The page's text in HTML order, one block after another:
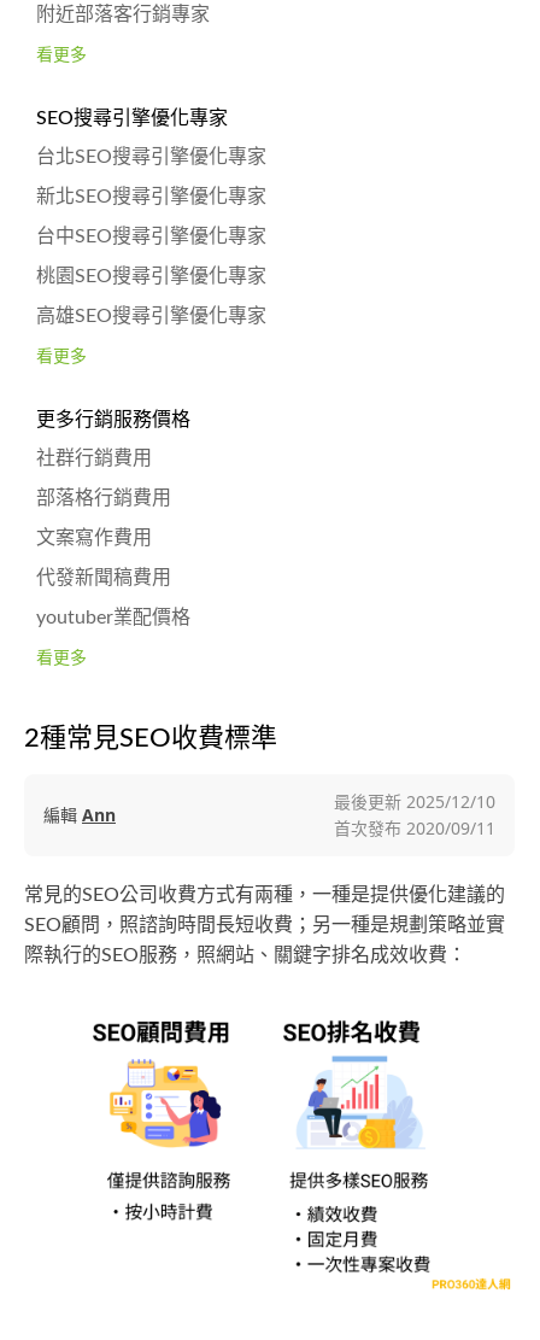
附近部落客行銷專家
看更多
SEO搜尋引擎優化專家
台北SEO搜尋引擎優化專家
新北SEO搜尋引擎優化專家
台中SEO搜尋引擎優化專家
桃園SEO搜尋引擎優化專家
高雄SEO搜尋引擎優化專家
看更多
更多行銷服務價格
社群行銷費用
部落格行銷費用
文案寫作費用
代發新聞稿費用
youtuber業配價格
看更多
2種常見SEO收費標準
編輯 Ann
最後更新 2025/12/10
首次發布 2020/09/11
常見的SEO公司收費方式有兩種，一種是提供優化建議的
SEO顧問，照諮詢時間長短收費；另一種是規劃策略並實
際執行的SEO服務，照網站、關鍵字排名成效收費：